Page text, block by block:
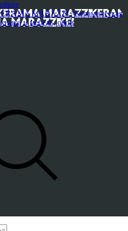
MARAZZI | Керамическая
и мебель, обои